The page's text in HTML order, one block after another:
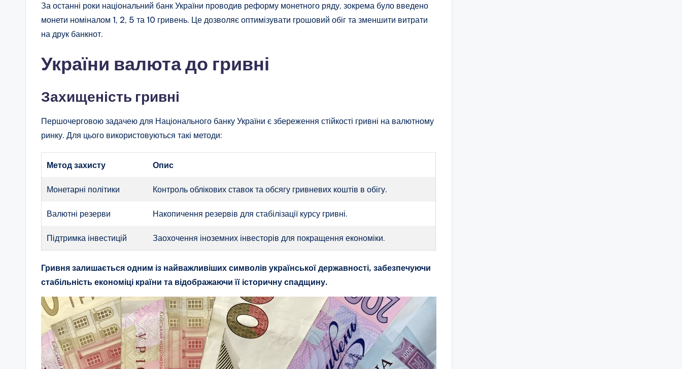
За останні роки національний банк України проводив реформу монетного ряду, зокрема було введено
монети номіналом 1, 2, 5 та 10 гривень. Це дозволяє оптимізувати грошовий обіг та зменшити витрати
на друк банкнот.
України валюта до гривні
Захищеність гривні
Першочерговою задачею для Національного банку України є збереження стійкості гривні на валютному
ринку. Для цього використовуються такі методи:
Метод захисту Опис
Монетарні політики Контроль облікових ставок та обсягу гривневих коштів в обігу.
Валютні резерви Накопичення резервів для стабілізації курсу гривні.
Підтримка інвестицій Заохочення іноземних інвесторів для покращення економіки.
Гривня залишається одним із найважливіших символів української державності, забезпечуючи
стабільність економіці країни та відображаючи її історичну спадщину.